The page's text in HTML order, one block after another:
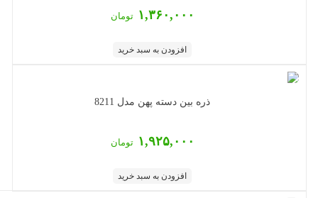
۱,۳۶۰,۰۰۰تومان
افزودن به سبد خرید
ذره بین دسته پهن مدل 8211
۱,۹۲۵,۰۰۰تومان
افزودن به سبد خرید